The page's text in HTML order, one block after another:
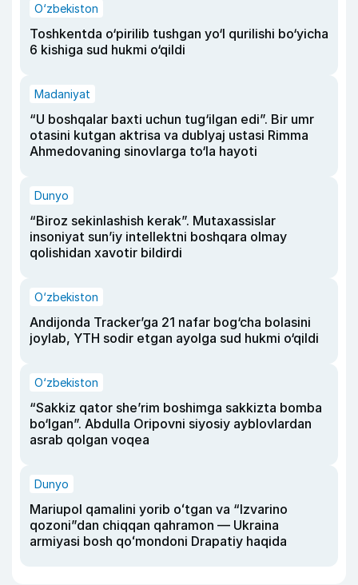
O‘zbekiston
Toshkentda o‘pirilib tushgan yo‘l qurilishi bo‘yicha
6 kishiga sud hukmi o‘qildi
Madaniyat
“U boshqalar baxti uchun tug‘ilgan edi”. Bir umr
otasini kutgan aktrisa va dublyaj ustasi Rimma
Ahmedovaning sinovlarga to‘la hayoti
Dunyo
“Biroz sekinlashish kerak”. Mutaxassislar
insoniyat sun’iy intellektni boshqara olmay
qolishidan xavotir bildirdi
O‘zbekiston
Andijonda Tracker’ga 21 nafar bog‘cha bolasini
joylab, YTH sodir etgan ayolga sud hukmi o‘qildi
O‘zbekiston
“Sakkiz qator she’rim boshimga sakkizta bomba
bo‘lgan”. Abdulla Oripovni siyosiy ayblovlardan
asrab qolgan voqea
Dunyo
Mariupol qamalini yorib oʻtgan va “Izvarino
qozoni”dan chiqqan qahramon — Ukraina
armiyasi bosh qoʻmondoni Drapatiy haqida